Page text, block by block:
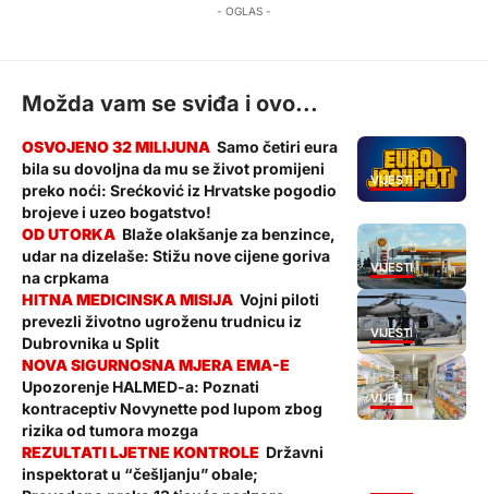
- OGLAS -
Možda vam se sviđa i ovo...
VIJESTI
Samo četiri eura
bila su dovoljna da mu se život promijeni
preko noći: Srećković iz Hrvatske pogodio
brojeve i uzeo bogatstvo!
VIJESTI
Blaže olakšanje za benzince,
udar na dizelaše: Stižu nove cijene goriva
na crpkama
VIJESTI
Vojni piloti
prevezli životno ugroženu trudnicu iz
Dubrovnika u Split
VIJESTI
Upozorenje HALMED-a: Poznati
kontraceptiv Novynette pod lupom zbog
rizika od tumora mozga
Državni
inspektorat u “češljanju” obale;